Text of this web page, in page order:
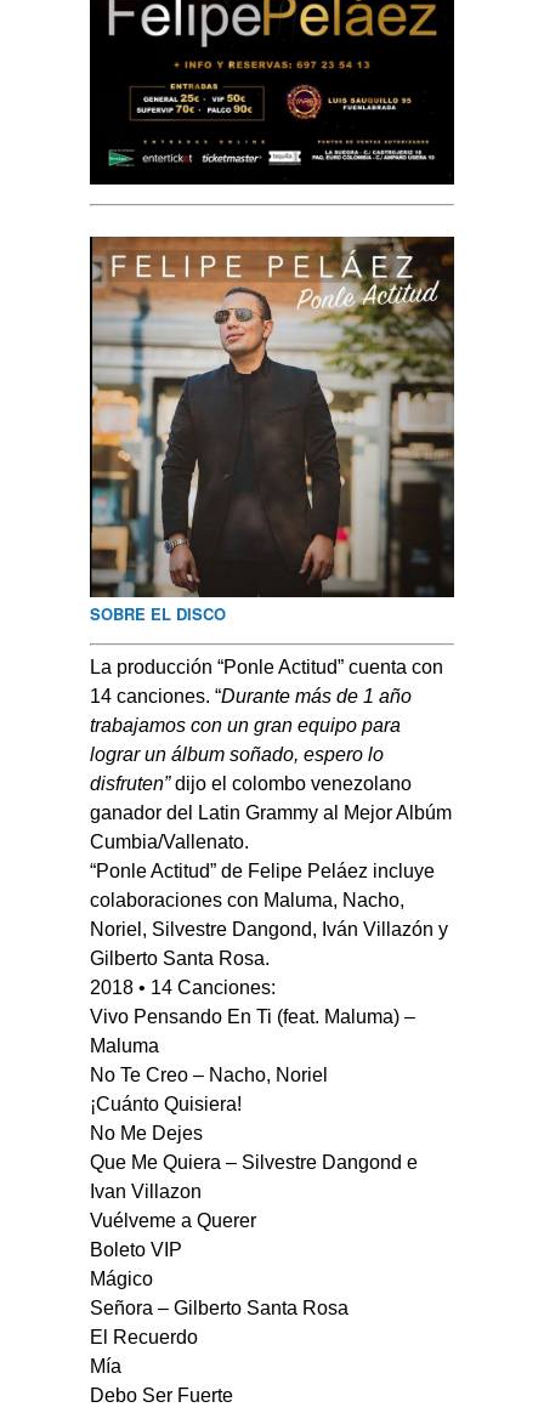
SOBRE EL DISCO
La producción “Ponle Actitud” cuenta con
14 canciones. “Durante más de 1 año
trabajamos con un gran equipo para
lograr un álbum soñado, espero lo
disfruten” dijo el colombo venezolano
ganador del Latin Grammy al Mejor Albúm
Cumbia/Vallenato.
“Ponle Actitud” de Felipe Peláez incluye
colaboraciones con Maluma, Nacho,
Noriel, Silvestre Dangond, Iván Villazón y
Gilberto Santa Rosa.
2018 • 14 Canciones:
Vivo Pensando En Ti (feat. Maluma) –
Maluma
No Te Creo – Nacho, Noriel
¡Cuánto Quisiera!
No Me Dejes
Que Me Quiera – Silvestre Dangond e
Ivan Villazon
Vuélveme a Querer
Boleto VIP
Mágico
Señora – Gilberto Santa Rosa
El Recuerdo
Mía
Debo Ser Fuerte